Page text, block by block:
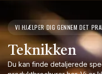
VI HJÆLPER DIG GENNEM DET
Teknikken
Du kan finde detaljerede